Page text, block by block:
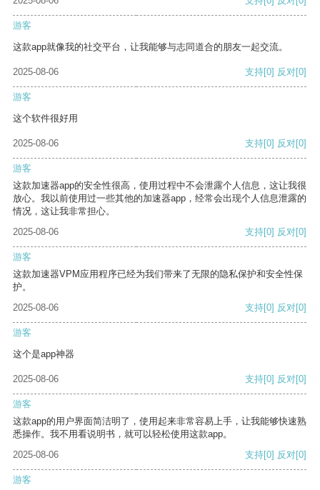
游客
这款app就像我的社交平台，让我能够与志同道合的朋友一起交流。
2025-08-06 支持[0] 反对[0]
游客
这个软件很好用
2025-08-06 支持[0] 反对[0]
游客
这款加速器app的安全性很高，使用过程中不会泄露个人信息，这让我很
放心。我以前使用过一些其他的加速器app，经常会出现个人信息泄露的
情况，这让我非常担心。
2025-08-06
支持[0] 反对[0]
游客
这款加速器VPM应用程序已经为我们带来了无限的隐私保护和安全性保
护。
2025-08-06
支持[0] 反对[0]
游客
这个是app神器
2025-08-06 支持[0] 反对[0]
游客
这款app的用户界面简洁明了，使用起来非常容易上手，让我能够快速熟
悉操作。我不用看说明书，就可以轻松使用这款app。
2025-08-06
支持[0] 反对[0]
游客